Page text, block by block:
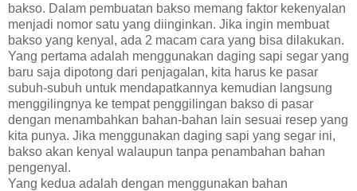
bakso. Dalam pembuatan bakso memang faktor kekenyalan
menjadi nomor satu yang diinginkan. Jika ingin membuat
bakso yang kenyal, ada 2 macam cara yang bisa dilakukan.
Yang pertama adalah menggunakan daging sapi segar yang
baru saja dipotong dari penjagalan, kita harus ke pasar
subuh-subuh untuk mendapatkannya kemudian langsung
menggilingnya ke tempat penggilingan bakso di pasar
dengan menambahkan bahan-bahan lain sesuai resep yang
kita punya. Jika menggunakan daging sapi yang segar ini,
bakso akan kenyal walaupun tanpa penambahan bahan
pengenyal.
Yang kedua adalah dengan menggunakan bahan